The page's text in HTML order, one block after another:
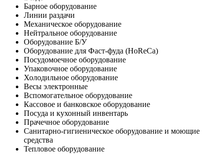
Барное оборудование
Линии раздачи
Механическое оборудование
Нейтральное оборудование
Оборудование Б/У
Оборудование для Фаст-фуда (HoReCa)
Посудомоечное оборудование
Упаковочное оборудование
Холодильное оборудование
Весы электронные
Вспомогательное оборудование
Кассовое и банковское оборудование
Посуда и кухонный инвентарь
Прачечное оборудование
Санитарно-гигиеническое оборудование и моющие
средства
Тепловое оборудование